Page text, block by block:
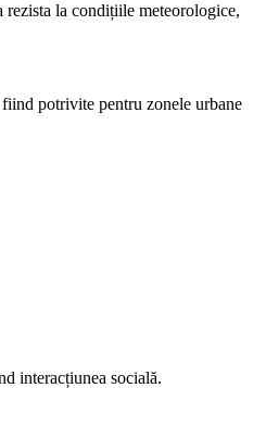
rezista la condițiile meteorologice,
potrivite pentru zonele urbane
interacțiunea socială.